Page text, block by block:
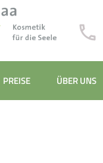
neuss
PREISE ÜBER UNS